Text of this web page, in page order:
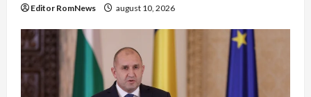
Editor RomNews august 10, 2026